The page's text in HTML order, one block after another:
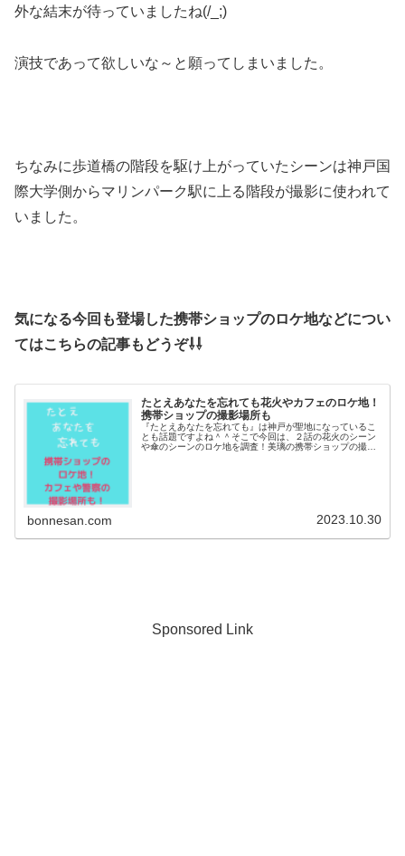
外な結末が待っていましたね(/_;)
演技であって欲しいな～と願ってしまいました。
ちなみに歩道橋の階段を駆け上がっていたシーンは神戸国
際大学側からマリンパーク駅に上る階段が撮影に使われて
いました。
気になる今回も登場した携帯ショップのロケ地などについ
てはこちらの記事もどうぞ⇩⇩
たとえあなたを忘れても花火やカフェのロケ地！
携帯ショップの撮影場所も
『たとえあなたを忘れても』は神戸が聖地になっているこ
とも話題ですよね＾＾そこで今回は、２話の花火のシーン
や傘のシーンのロケ地を調査！美璃の携帯ショップの撮影
bonnesan.com 2023.10.30
Sponsored Link